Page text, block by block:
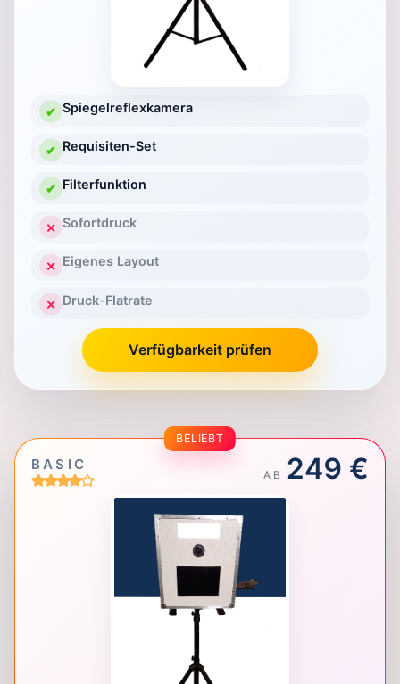
✔ Spiegelreflexkamera
✔ Requisiten-Set
✔ Filterfunktion
✕ Sofortdruck
✕ Eigenes Layout
✕ Druck-Flatrate
Verfügbarkeit prüfen
BELIEBT
BASIC
AB 249 €